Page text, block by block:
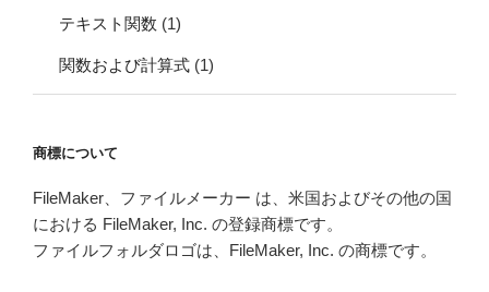
テキスト関数 (1)
関数および計算式 (1)
商標について
FileMaker、ファイルメーカー は、米国およびその他の国
における FileMaker, Inc. の登録商標です。
ファイルフォルダロゴは、FileMaker, Inc. の商標です。